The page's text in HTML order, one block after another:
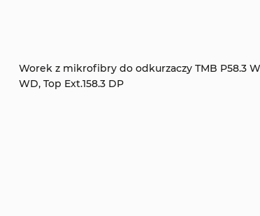
Worek z mikrofibry do odkurzaczy TMB P58.3
WD, Top Ext.158.3 DP